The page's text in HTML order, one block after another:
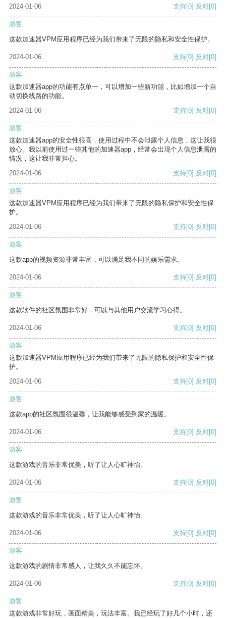
2024-01-06 支持[0] 反对[0]
游客
这款加速器VPM应用程序已经为我们带来了无限的隐私和安全性保护。
2024-01-06 支持[0] 反对[0]
游客
这款加速器app的功能有点单一，可以增加一些新功能，比如增加一个自
动切换线路的功能。
2024-01-06
支持[0] 反对[0]
游客
这款加速器app的安全性很高，使用过程中不会泄露个人信息，这让我很
放心。我以前使用过一些其他的加速器app，经常会出现个人信息泄露的
情况，这让我非常担心。
2024-01-06
支持[0] 反对[0]
游客
这款加速器VPM应用程序已经为我们带来了无限的隐私保护和安全性保
护。
2024-01-06
支持[0] 反对[0]
游客
这款app的视频资源非常丰富，可以满足我不同的娱乐需求。
2024-01-06 支持[0] 反对[0]
游客
这款软件的社区氛围非常好，可以与其他用户交流学习心得。
2024-01-06 支持[0] 反对[0]
游客
这款加速器VPM应用程序已经为我们带来了无限的隐私保护和安全性保
护。
2024-01-06
支持[0] 反对[0]
游客
这款app的社区氛围很温馨，让我能够感受到家的温暖。
2024-01-06 支持[0] 反对[0]
游客
这款游戏的音乐非常优美，听了让人心旷神怡。
2024-01-06 支持[0] 反对[0]
游客
这款游戏的音乐非常优美，听了让人心旷神怡。
2024-01-06 支持[0] 反对[0]
游客
这款游戏的剧情非常感人，让我久久不能忘怀。
2024-01-06 支持[0] 反对[0]
游客
这款游戏非常好玩，画面精美，玩法丰富。我已经玩了好几个小时，还